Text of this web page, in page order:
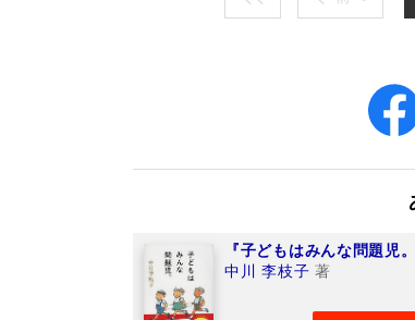
『子どもはみんな問題児。
中川 李枝子 著